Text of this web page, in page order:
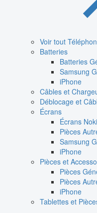
Voir tout
Batteries
Batteries
Samsung
iPhone
Câbles et
Déblocage et
Écrans
Écrans
Pièces
Samsung
iPhone
Pièces et
Pièces
Pièces
iPhone
Tablettes et